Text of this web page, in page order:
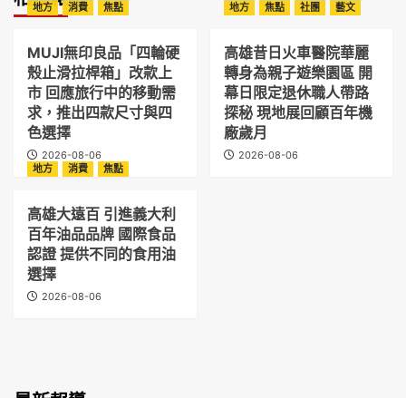
地方 消費 焦點
MUJI無印良品「四輪硬
殼止滑拉桿箱」改款上
市 回應旅行中的移動需
求，推出四款尺寸與四
色選擇
2026-08-06
地方 焦點 社團 藝文
高雄昔日火車醫院華麗
轉身為親子遊樂園區 開
幕日限定退休職人帶路
探秘 現地展回顧百年機
廠歲月
2026-08-06
地方
消費 焦點
高雄大遠百 引進義大利
百年油品品牌 國際食品
認證 提供不同的食用油
選擇
2026-08-06